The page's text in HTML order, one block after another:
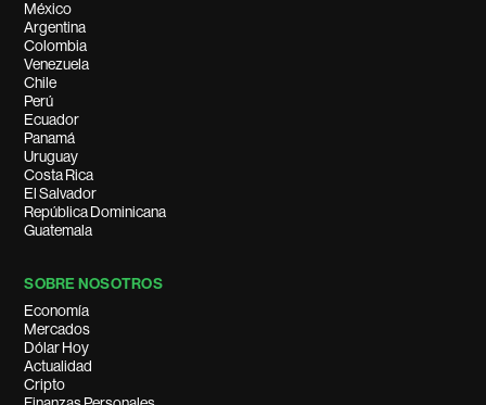
México
Argentina
Colombia
Venezuela
Chile
Perú
Ecuador
Panamá
Uruguay
Costa Rica
El Salvador
República Dominicana
Guatemala
SOBRE NOSOTROS
Economía
Mercados
Dólar Hoy
Actualidad
Cripto